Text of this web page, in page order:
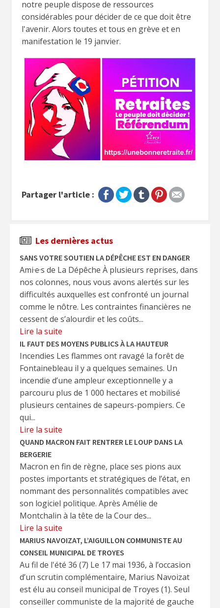
notre peuple dispose de ressources
considérables pour décider de ce que doit être
l'avenir. Alors toutes et tous en grève et en
manifestation le 19 janvier.
Partager l'article :
Les dernières actus
SANS VOTRE SOUTIEN LA DÉPÊCHE EST EN DANGER
Ami·e·s de La Dépêche À plusieurs reprises, dans
nos colonnes, nous vous avons alertés sur les
difficultés auxquelles est confronté un journal
comme le nôtre. Les contraintes financières ne
cessent de s’alourdir et les coûts...
Lire la suite
IL FAUT DES MOYENS PUBLICS À LA HAUTEUR
Incendies Les flammes ont ravagé la forêt de
Fontainebleau il y a quelques semaines. Un
incendie d’une ampleur exceptionnelle y a
parcouru plus de 1 000 hectares et mobilisé
plusieurs centaines de sapeurs-pompiers. Ce
qui...
Lire la suite
QUAND MACRON FAIT RENTRER LE LOUP DANS LA
BERGERIE
Macron en fin de règne, place ses pions aux
postes importants et stratégiques de l’état, en
nommant des personnalités compatibles avec
son logiciel politique. Après Amélie de
Montchalin à la tête de la Cour des...
Lire la suite
MARIUS NAVOIZAT, L’AIGUILLON COMMUNISTE AU
CONSEIL MUNICIPAL DE TROYES
Au fil de l'été 36 (7) Le 17 mai 1936, à l’occasion
d’un scrutin complémentaire, Marius Navoizat
est élu au conseil municipal de Troyes (1). Seul
conseiller communiste de la majorité de gauche